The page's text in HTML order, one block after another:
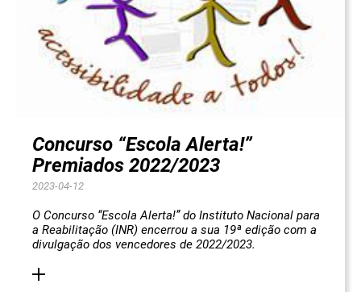
Concurso “Escola Alerta!”
Premiados 2022/2023
2023-04-12
O Concurso “Escola Alerta!” do Instituto Nacional para
a Reabilitação (INR) encerrou a sua 19ª edição com a
divulgação dos vencedores de 2022/2023.